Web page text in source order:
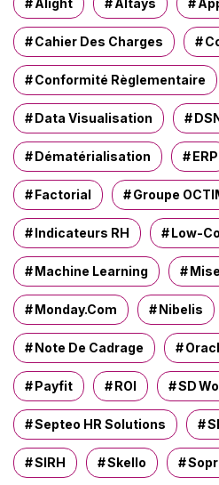
Cahier Des Charges
Conformité Règlementaire
Data Visualisation
Dématérialisation ERP
Factorial Groupe
Indicateurs RH Low-
Machine Learning
Monday.com Nibelis
Note De Cadrage
Payfit ROI SD
Septeo HR Solutions
SIRH Skello